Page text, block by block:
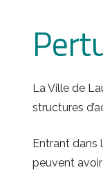
La Ville de
structures
Entrant dans
peuvent
2025
2026